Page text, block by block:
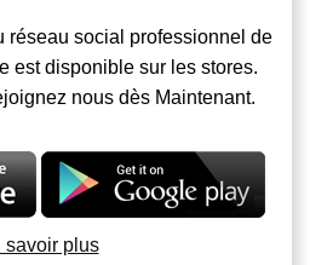
réseau social professionnel de
est disponible sur les stores.
nous dès Maintenant.
savoir plus